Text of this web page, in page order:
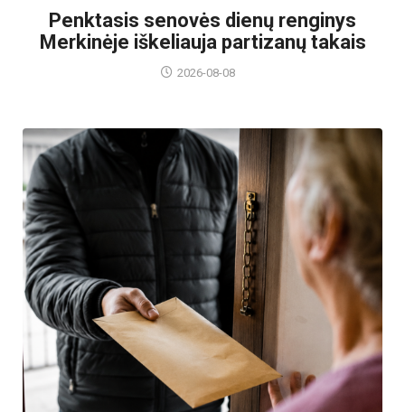
Penktasis senovės dienų renginys
Merkinėje iškeliauja partizanų takais
2026-08-08